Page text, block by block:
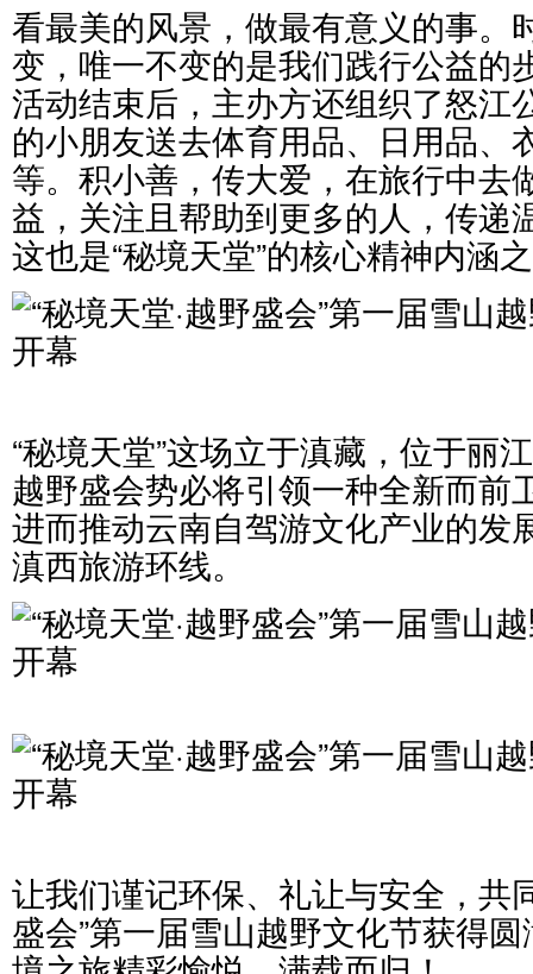
看最美的风景，做最有意义的事。
变，唯一不变的是我们践行公益的
活动结束后，主办方还组织了怒江
的小朋友送去体育用品、日用品、
等。积小善，传大爱，在旅行中去
益，关注且帮助到更多的人，传递
这也是“秘境天堂”的核心精神内涵
“秘境天堂”这场立于滇藏，位于丽
越野盛会势必将引领一种全新而前
进而推动云南自驾游文化产业的发
滇西旅游环线。
让我们谨记环保、礼让与安全，共
盛会”第一届雪山越野文化节获得